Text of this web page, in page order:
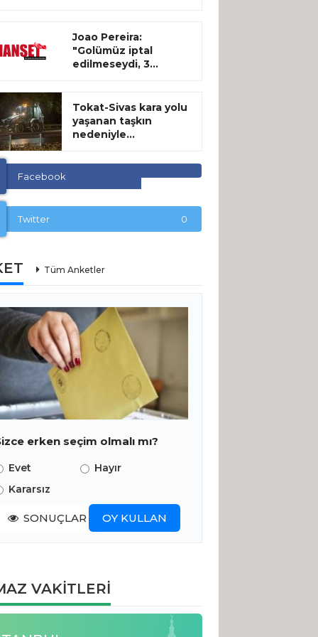
Joao Pereira:
"Golümüz iptal
edilmeseydi, 3...
Tokat-Sivas kara yolu
yaşanan taşkın
nedeniyle...
Facebook
Twitter 0
Tüm Anketler
erken seçim olmalı mı?
Evet
Hayır
Kararsız
SONUÇLAR OY KULLAN
VAKİTLERİ